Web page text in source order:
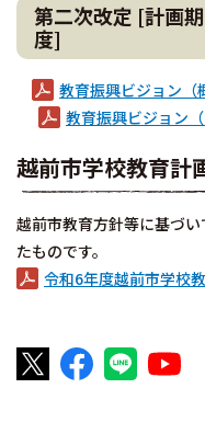
第二次改定 [計画
度]
教育振興ビジョン（
教育振興ビジョン
越前市学校教育計
越前市教育方針等に基づ
たものです。
令和6年度越前市学校